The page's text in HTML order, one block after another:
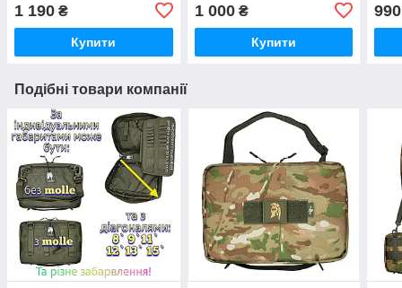
планшета. Мультикам.
1 190 ₴
Купити
планшет, Моллі, хакі.
1 000₴
Купити
990
Подібні товари компанії